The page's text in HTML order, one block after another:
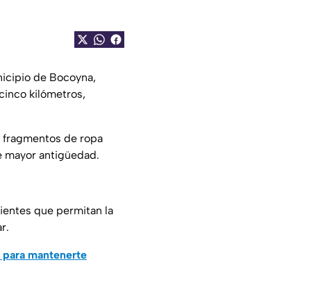
de Bocoyna,
kilómetros,
fragmentos de ropa
mayor antigüedad.
que permitan la
mantenerte